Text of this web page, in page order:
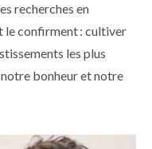
recherches en
le confirment : cultiver
les plus
bonheur et notre